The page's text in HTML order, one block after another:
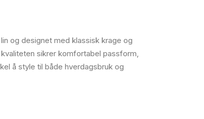
og designet med klassisk krage og
sikrer komfortabel passform,
å style til både hverdagsbruk og